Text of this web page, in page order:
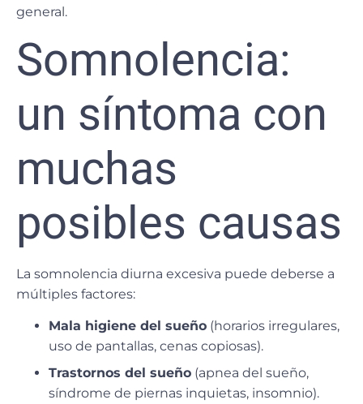
general.
Somnolencia:
un síntoma con
muchas
posibles causas
La somnolencia diurna excesiva puede deberse a
múltiples factores:
Mala higiene del sueño (horarios irregulares,
uso de pantallas, cenas copiosas).
Trastornos del sueño (apnea del sueño,
síndrome de piernas inquietas, insomnio).